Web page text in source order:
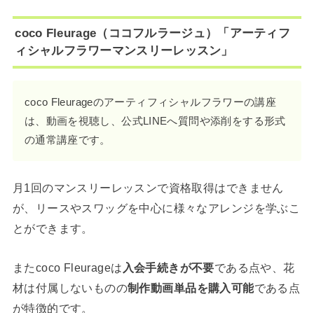
coco Fleurage（ココフルラージュ）「アーティフ
ィシャルフラワーマンスリーレッスン」
coco Fleurageのアーティフィシャルフラワーの講座
は、動画を視聴し、公式LINEへ質問や添削をする形式
の通常講座です。
月1回のマンスリーレッスンで資格取得はできません
が、リースやスワッグを中心に様々なアレンジを学ぶこ
とができます。
またcoco Fleurageは 入会手続きが不要である点や、花
材は付属しないものの制作動画単品を購入可能である点
が特徴的です。